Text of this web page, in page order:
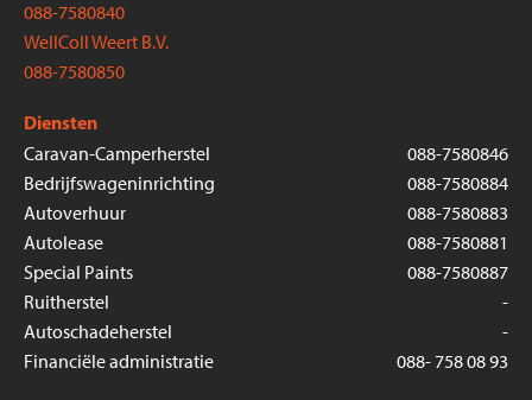
088-7580840
WellColl Weert B.V.
088-7580850
Diensten
Caravan-Camperherstel
088-7580846
Bedrijfswageninrichting
088-7580884
Autoverhuur
088-7580883
Autolease
088-7580881
Special Paints
088-7580887
Ruitherstel
-
Autoschadeherstel
-
Financiële administratie
088- 758 08 93